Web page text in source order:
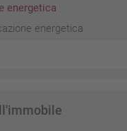
energetica
energetica